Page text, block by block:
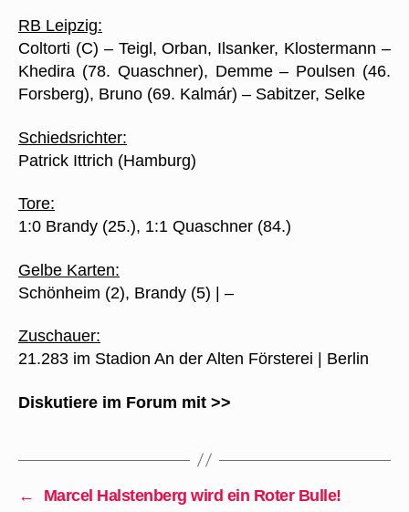
RB Leipzig:
Coltorti (C) – Teigl, Orban, Ilsanker, Klostermann –
Khedira (78. Quaschner), Demme – Poulsen (46.
Forsberg), Bruno (69. Kalmár) – Sabitzer, Selke
Schiedsrichter:
Patrick Ittrich (Hamburg)
Tore:
1:0 Brandy (25.), 1:1 Quaschner (84.)
Gelbe Karten:
Schönheim (2), Brandy (5) | –
Zuschauer:
21.283 im Stadion An der Alten Försterei | Berlin
Diskutiere im Forum mit >>
← Marcel Halstenberg wird ein Roter Bulle!